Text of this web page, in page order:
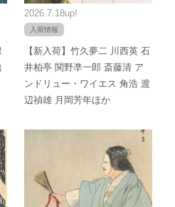
2026.7.18up!
入荷情報
【新入荷】竹久夢二 川西英 石
井柏亭 関野凖一郎 斎藤清 ア
ンドリュー・ワイエス 角浩 渡
辺禎雄 月岡芳年ほか